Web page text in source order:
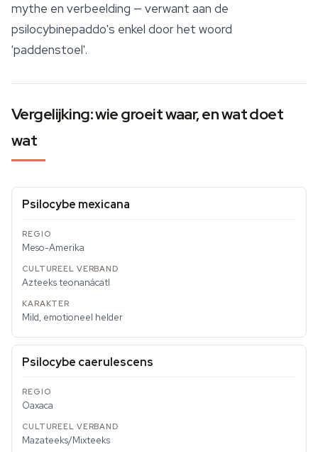
mythe en verbeelding — verwant aan de
psilocybinepaddo's enkel door het woord
'paddenstoel'.
Vergelijking: wie groeit waar, en wat doet
wat
Psilocybe mexicana
Meso-Amerika
Azteeksteonanácatl
Mild, emotioneel helder
Psilocybe caerulescens
Oaxaca
Mazateeks/Mixteeks